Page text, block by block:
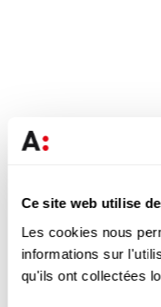
Ce site web utilise
Les cookies nous
informations sur
qu'ils ont collectées